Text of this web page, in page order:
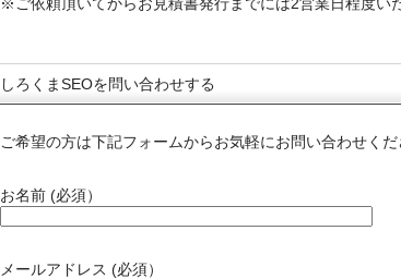
しろくまSEOを問い合わせする
ご希望の方は下記フォームからお気軽にお問い合わせくだ
お名前 (必須）
メールアドレス (必須）